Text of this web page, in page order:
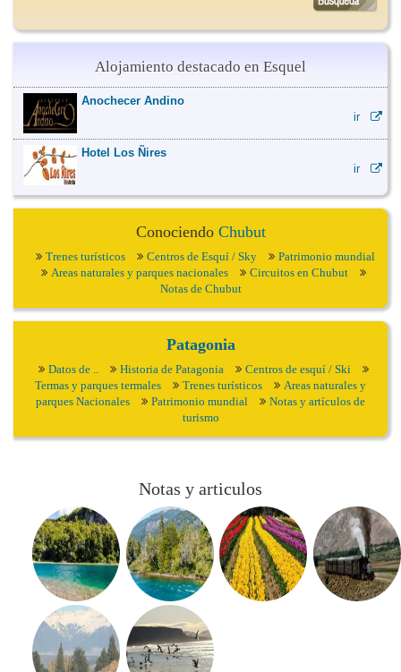
Alojamiento destacado en Esquel
Anochecer Andino
ir
Hotel Los Ñires
ir
Conociendo Chubut
Trenes turísticos Centros de Esquí / Sky
Patrimonio mundial
Areas naturales y parques nacionales
Circuitos en Chubut
Notas de Chubut
Patagonia
Datos de .. Historia de Patagonia
Centros de esquí / Ski
Termas y parques termales
Trenes turísticos
Areas naturales y
parques Nacionales
Patrimonio mundial
Notas y artículos de
turismo
Notas y articulos